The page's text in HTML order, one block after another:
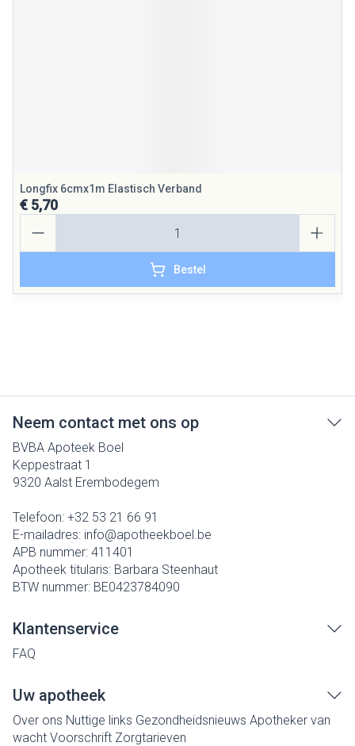
Longfix 6cmx1m Elastisch Verband
€ 5,70
Bestel
Neem contact met ons op
BVBA Apoteek Boel
Keppestraat 1
9320 Aalst Erembodegem
Telefoon: +32 53 21 66 91
E-mailadres: info@apotheekboel.be
APB nummer: 411401
Apotheek titularis: Barbara Steenhaut
BTW nummer: BE0423784090
Klantenservice
FAQ
Uw apotheek
Over ons Nuttige links Gezondheidsnieuws Apotheker van
wacht Voorschrift Zorgtarieven